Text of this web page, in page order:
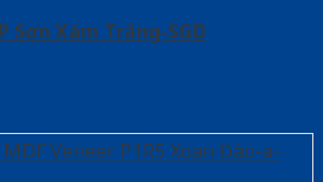
Sơn Xám Trắng-SGD